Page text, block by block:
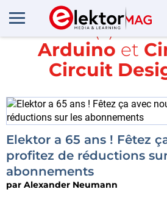
Article(s) avec
Arduino et
Circuit
Elektor a 65 ans ! Fêtez
profitez de réductions
abonnements
par Alexander Neumann